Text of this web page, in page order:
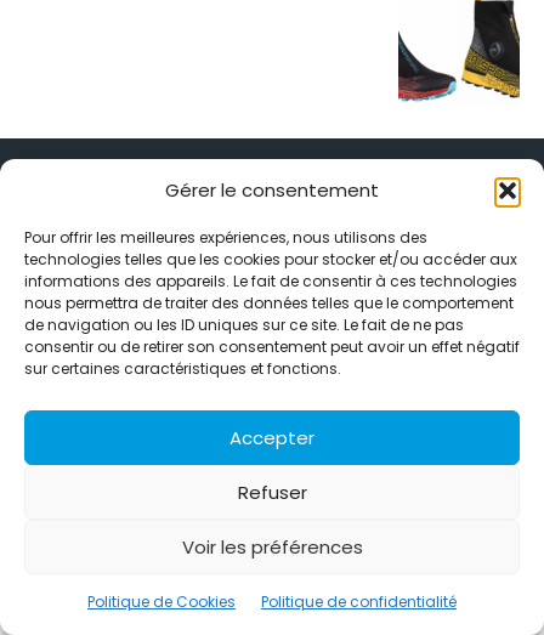
Gérer le consentement
Pour offrir les meilleures expériences, nous utilisons des
technologies telles que les cookies pour stocker et/ou accéder aux
informations des appareils. Le fait de consentir à ces technologies
nous permettra de traiter des données telles que le comportement
de navigation ou les ID uniques sur ce site. Le fait de ne pas
consentir ou de retirer son consentement peut avoir un effet négatif
sur certaines caractéristiques et fonctions.
Accepter
Refuser
Voir les préférences
Politique de Cookies Politique de confidentialité
Alternative Média est une agence de relations presse et de
relations publiques basée à Grenoble. Depuis 1995, elle conçoit et
pilote des stratégies de visibilité en France et à l’international
grâce à un réseau d’agences partenaires.
Contactez-nous : info@alternativemedia.fr
© Copyright - Alternative Média2026